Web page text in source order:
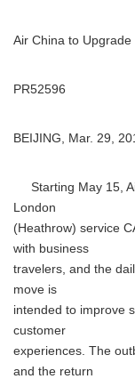
Air China to
PR52596
BEIJING, Mar. 29,
Starting May 15,
London
(Heathrow) service
with business
travelers, and the
move is
intended to improve
customer
experiences. The
and the return